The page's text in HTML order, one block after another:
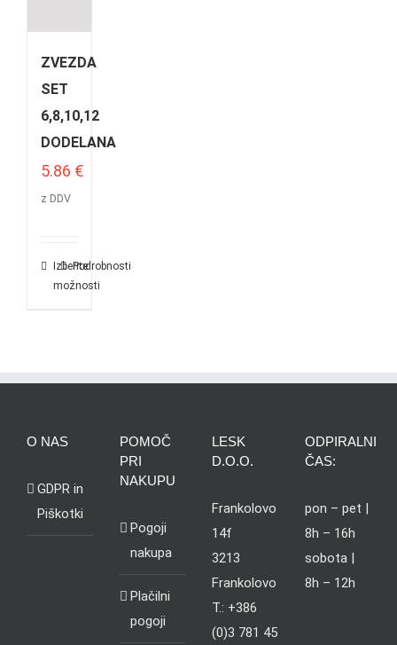
ZVEZDA
SET
6,8,10,12
DODELANA
5.86 €
z DDV
Izberite
možnosti
Podrobnosti
O NAS
GDPR in
Piškotki
POMOČ
PRI
NAKUPU
Pogoji
nakupa
Plačilni
pogoji
LESK
D.O.O.
Frankolovo
14f
3213
Frankolovo
T.: +386
(0)3 781 45
ODPIRALNI
ČAS:
pon – pet |
8h – 16h
sobota |
8h – 12h